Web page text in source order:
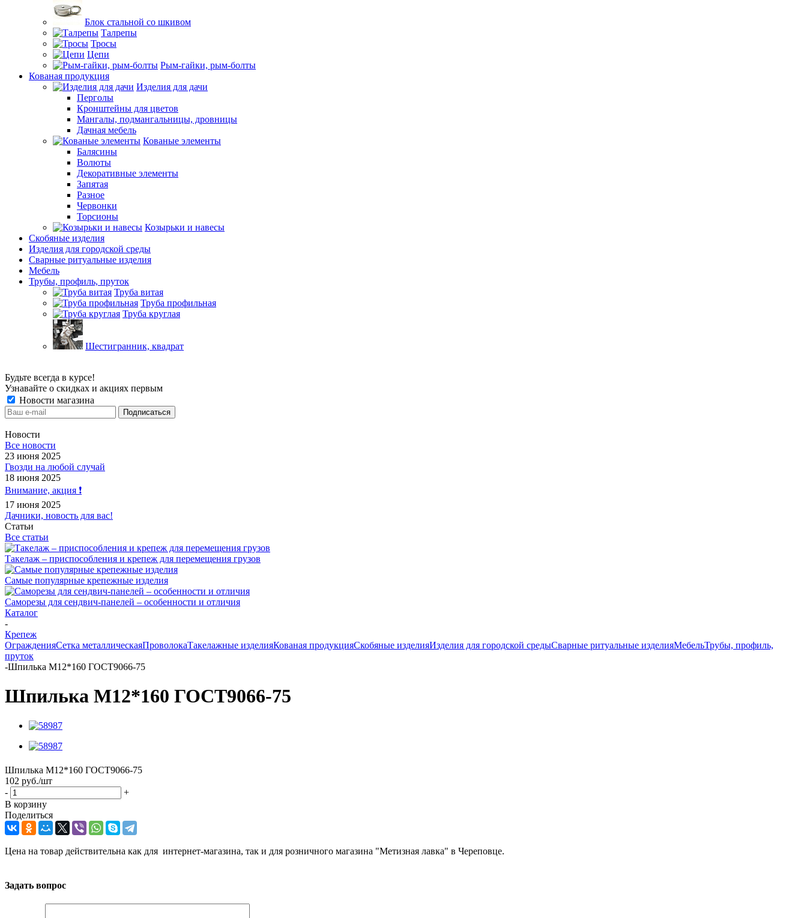
Блок стальной со шкивом
Талрепы
Тросы
Цепи
Рым-гайки, рым-болты
Кованая продукция
Изделия для дачи
Перголы
Кронштейны для цветов
Мангалы, подмангальницы, дровницы
Дачная мебель
Кованые элементы
Балясины
Волюты
Декоративные элементы
Запятая
Разное
Червонки
Торсионы
Козырьки и навесы
Скобяные изделия
Изделия для городской среды
Сварные ритуальные изделия
Мебель
Трубы, профиль, пруток
Труба витая
Труба профильная
Труба круглая
Шестигранник, квадрат
Будьте всегда в курсе!
Узнавайте о скидках и акциях первым
Новости магазина
Новости
Все новости
23 июня 2025
Гвозди на любой случай
18 июня 2025
Внимание, акция ❗️
17 июня 2025
Дачники, новость для вас!
Статьи
Все статьи
Такелаж – приспособления и крепеж для перемещения грузов
Самые популярные крепежные изделия
Саморезы для сендвич-панелей – особенности и отличия
Каталог
-
Крепеж
ОгражденияСетка металлическаяПроволокаТакелажные изделияКованая продукцияСкобяные изделияИзделия для городской средыСварные ритуальные изделияМебельТрубы, профиль,
пруток
-Шпилька М12*160 ГОСТ9066-75
Шпилька М12*160 ГОСТ9066-75
Шпилька М12*160 ГОСТ9066-75
102 руб./шт
-
+
В корзину
Поделиться
Цена на товар действительна как для интернет-магазина, так и для розничного магазина "Метизная лавка" в Череповце.
Задать вопрос